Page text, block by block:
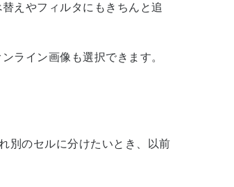
えやフィルタにもきちんと追
ライン画像も選択できます。
別のセルに分けたいとき、以前